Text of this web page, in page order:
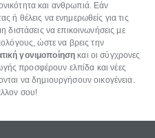
και ανθρωπιά. Εάν
ή θέλεις να ενημερωθείς για τις
διστάσεις να επικοινωνήσεις με
ώστε να βρεις την
γονιμοποίηση και οι σύγχρονες
προσφέρουν ελπίδα και νέες
να δημιουργήσουν οικογένεια.
σου!